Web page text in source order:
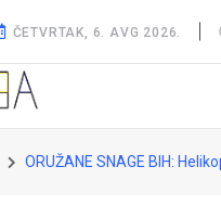
ČETVRTAK, 6. AVG 2026.
ORUŽANE SNAGE BIH: Helikopteri iz Sarajeva prebačeni u Banja